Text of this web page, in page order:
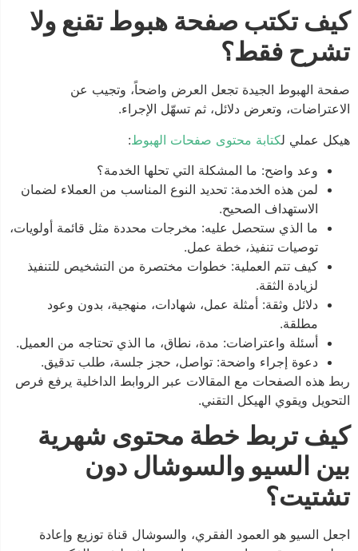
كيف تكتب صفحة هبوط تقنع ولا
تشرح فقط؟
صفحة الهبوط الجيدة تجعل العرض واضحاً، وتجيب عن
الاعتراضات، وتعرض دلائل، ثم تسهّل الإجراء.
هيكل عملي ل كتابة محتوى صفحات الهبوط:
وعد واضح: ما المشكلة التي تحلها الخدمة؟
لمن هذه الخدمة: تحديد النوع المناسب من العملاء لضمان
الاستهداف الصحيح.
ما الذي ستحصل عليه: مخرجات محددة مثل قائمة أولويات،
توصيات تنفيذ، خطة عمل.
كيف تتم العملية: خطوات مختصرة من التشخيص للتنفيذ
لزيادة الثقة.
دلائل وثقة: أمثلة عمل، شهادات، منهجية، بدون وعود
مطلقة.
أسئلة واعتراضات: مدة، نطاق، ما الذي تحتاجه من العميل.
دعوة إجراء واضحة: تواصل، حجز جلسة، طلب تدقيق.
ربط هذه الصفحات مع المقالات عبر الروابط الداخلية يرفع فرص
التحويل ويقوي الهيكل التقني.
كيف تربط خطة محتوى شهرية
بين السيو والسوشال دون
تشتيت؟
اجعل السيو هو العمود الفقري، والسوشال قناة توزيع وإعادة